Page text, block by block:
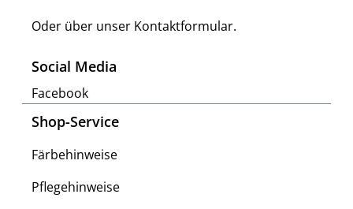
Oder über unser Kontaktformular.
Social Media
Facebook
Shop-Service
Färbehinweise
Pflegehinweise